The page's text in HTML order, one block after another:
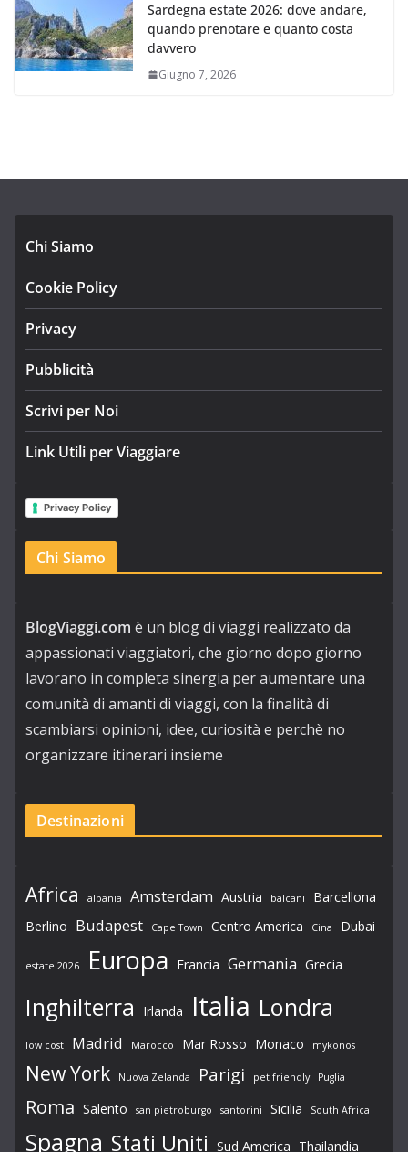
Sardegna estate 2026: dove andare,
quando prenotare e quanto costa
davvero
Giugno 7, 2026
Chi Siamo
Cookie Policy
Privacy
Pubblicità
Scrivi per Noi
Link Utili per Viaggiare
Privacy Policy
Chi Siamo
BlogViaggi.com è un blog di viaggi realizzato da
appassionati viaggiatori, che giorno dopo giorno
lavorano in completa sinergia per aumentare una
comunità di amanti di viaggi, con la finalità di
scambiarsi opinioni, idee, curiosità e perchè no
organizzare itinerari insieme
Destinazioni
Africa albania Amsterdam Austria balcani
Barcellona
Berlino Budapest Cape Town Centro America Cina Dubai
estate 2026 Europa Francia Germania Grecia
Inghilterra Irlanda Italia Londra
low cost Madrid Marocco Mar Rosso Monaco mykonos
New York Nuova Zelanda Parigi pet friendly Puglia
Roma Salento san pietroburgo santorini Sicilia South Africa
Spagna Stati Uniti Sud America Thailandia